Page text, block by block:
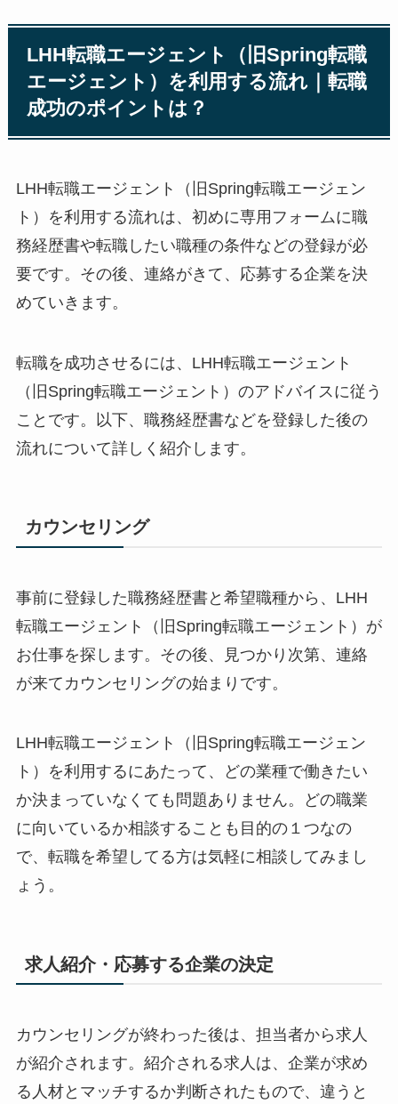
LHH転職エージェント（旧Spring転職
エージェント）を利用する流れ｜転職
成功のポイントは？
LHH転職エージェント（旧Spring転職エージェン
ト）を利用する流れは、初めに専用フォームに職
務経歴書や転職したい職種の条件などの登録が必
要です。その後、連絡がきて、応募する企業を決
めていきます。
転職を成功させるには、LHH転職エージェント
（旧Spring転職エージェント）のアドバイスに従う
ことです。以下、職務経歴書などを登録した後の
流れについて詳しく紹介します。
カウンセリング
事前に登録した職務経歴書と希望職種から、LHH
転職エージェント（旧Spring転職エージェント）が
お仕事を探します。その後、見つかり次第、連絡
が来てカウンセリングの始まりです。
LHH転職エージェント（旧Spring転職エージェン
ト）を利用するにあたって、どの業種で働きたい
か決まっていなくても問題ありません。どの職業
に向いているか相談することも目的の１つなの
で、転職を希望してる方は気軽に相談してみまし
ょう。
求人紹介・応募する企業の決定
カウンセリングが終わった後は、担当者から求人
が紹介されます。紹介される求人は、企業が求め
る人材とマッチするか判断されたもので、違うと